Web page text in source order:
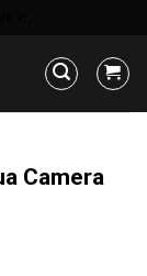
Camera